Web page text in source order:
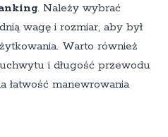
. Należy wybrać
wagę i rozmiar, aby był
Warto również
i długość przewodu
łatwość manewrowania